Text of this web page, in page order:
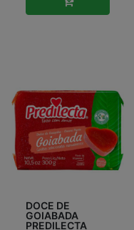
DOCE DE
GOIABADA
PREDILECTA